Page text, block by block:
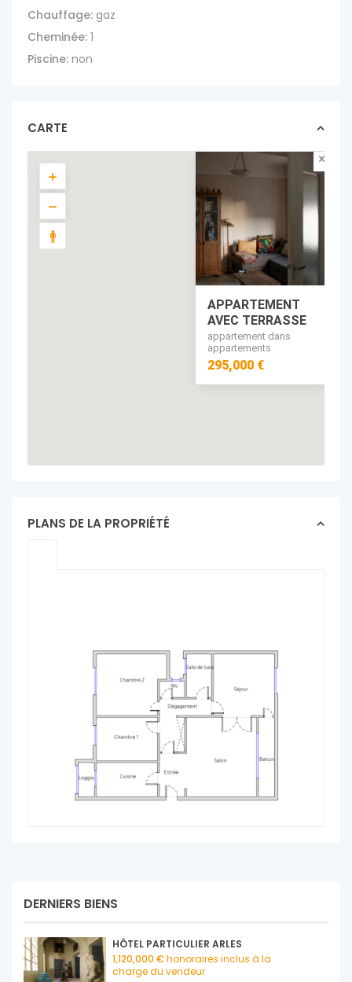
Chauffage: gaz
Cheminée: 1
Piscine: non
CARTE
APPARTEMENT
AVEC TERRASSE
appartement dans
appartements
295,000 €
PLANS DE LA PROPRIÉTÉ
DERNIERS BIENS
HÔTEL PARTICULIER ARLES
1,120,000 € honoraires inclus à la
charge du vendeur